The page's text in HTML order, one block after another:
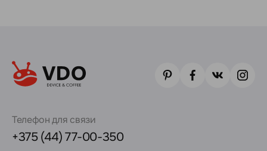
Телефон для связи
+375 (44) 77-00-350